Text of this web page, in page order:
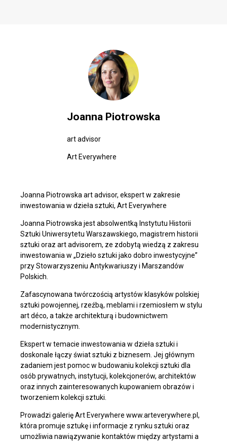
Joanna Piotrowska
art advisor
Art Everywhere
Joanna Piotrowska art advisor, ekspert w zakresie
inwestowania w dzieła sztuki, Art Everywhere
Joanna Piotrowska jest absolwentką Instytutu Historii
Sztuki Uniwersytetu Warszawskiego, magistrem historii
sztuki oraz art advisorem, ze zdobytą wiedzą z zakresu
inwestowania w „Dzieło sztuki jako dobro inwestycyjne”
przy Stowarzyszeniu Antykwariuszy i Marszandów
Polskich.
Zafascynowana twórczością artystów klasyków polskiej
sztuki powojennej, rzeźbą, meblami i rzemiosłem w stylu
art déco, a także architekturą i budownictwem
modernistycznym.
Ekspert w temacie inwestowania w dzieła sztuki i
doskonale łączy świat sztuki z biznesem. Jej głównym
zadaniem jest pomoc w budowaniu kolekcji sztuki dla
osób prywatnych, instytucji, kolekcjonerów, architektów
oraz innych zainteresowanych kupowaniem obrazów i
tworzeniem kolekcji sztuki.
Prowadzi galerię Art Everywhere www.arteverywhere.pl,
która promuje sztukę i informacje z rynku sztuki oraz
umożliwia nawiązywanie kontaktów między artystami a